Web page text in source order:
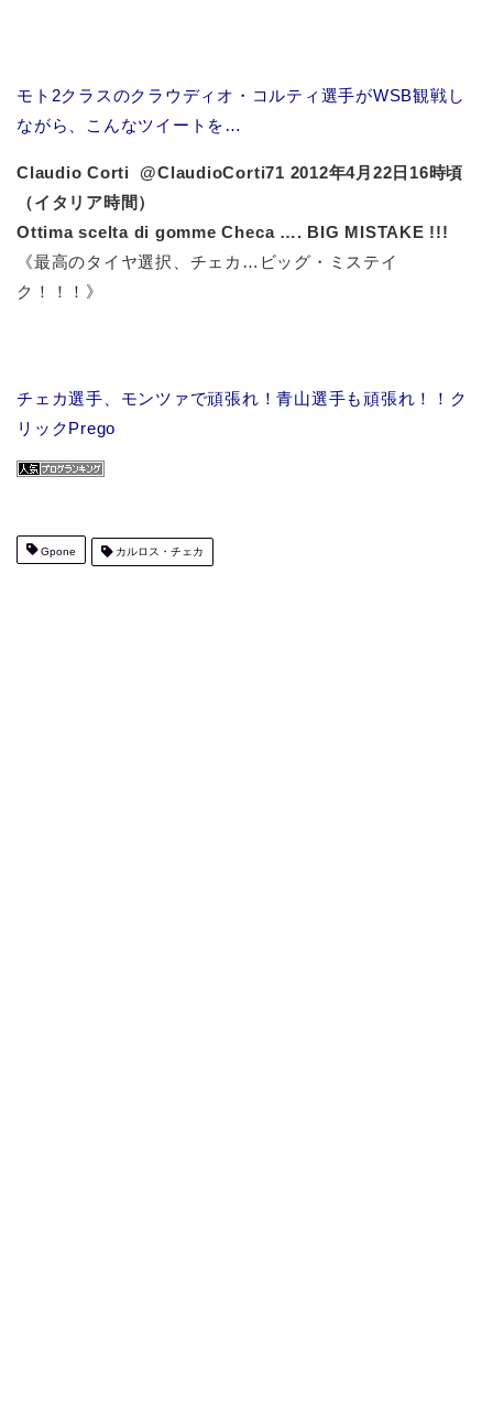
モト2クラスのクラウディオ・コルティ選手がWSB観戦し
ながら、こんなツイートを…
Claudio Corti ‏ @ClaudioCorti71 2012年4月22日16時頃
（イタリア時間）
Ottima scelta di gomme Checa …. BIG MISTAKE !!!
《最高のタイヤ選択、チェカ…ビッグ・ミステイ
ク！！！》
チェカ選手、モンツァで頑張れ！青山選手も頑張れ！！ク
リックPrego
Gpone カルロス・チェカ